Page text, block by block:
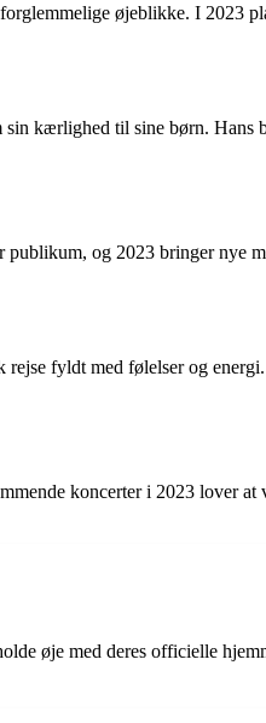
øjeblikke. I 2023
kærlighed til sine børn. Hans
publikum, og 2023 bringer nye
fyldt med følelser og
koncerter i 2023 lover at
øje med deres officielle